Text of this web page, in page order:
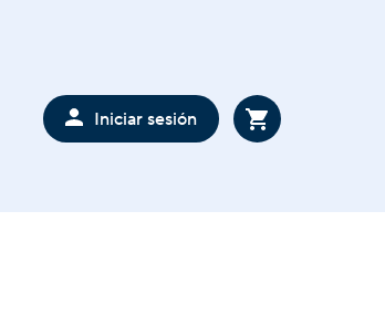
Iniciar sesión